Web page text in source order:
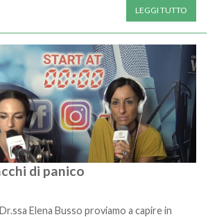
LEGGI TUTTO
di panico
Elena Busso proviamo a capire in